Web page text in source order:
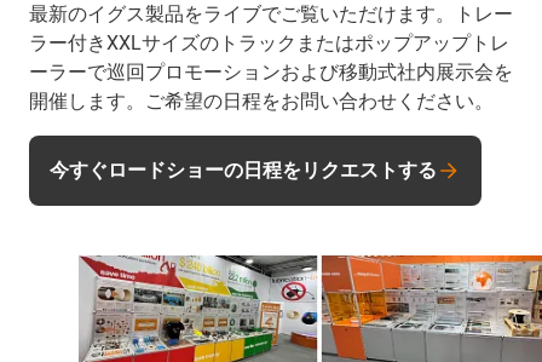
最新のイグス製品をライブでご覧いただけます。トレー
ラー付きXXLサイズのトラックまたはポップアップトレ
ーラーで巡回プロモーションおよび移動式社内展示会を
開催します。ご希望の日程をお問い合わせください。
今すぐロードショーの日程をリクエストする